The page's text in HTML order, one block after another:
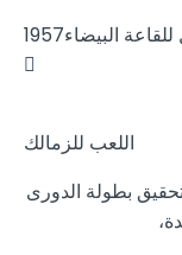
1957للقاعة البيضاء
اللعب للزمالك
عطية تحقيق بطولة الدورى